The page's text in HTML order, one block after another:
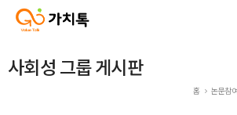
사회성 그룹 게시판
홈 논문참